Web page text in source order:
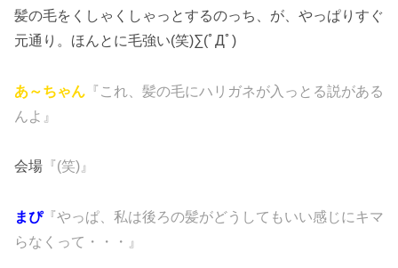
髪の毛をくしゃくしゃっとするのっち、が、やっぱりすぐ
元通り。ほんとに毛強い(笑)∑(ﾟДﾟ)
あ～ちゃん 『これ、髪の毛にハリガネが入っとる説がある
んよ』
会場 『(笑)』
まぴ『やっぱ、私は後ろの髪がどうしてもいい感じにキマ
らなくって・・・』